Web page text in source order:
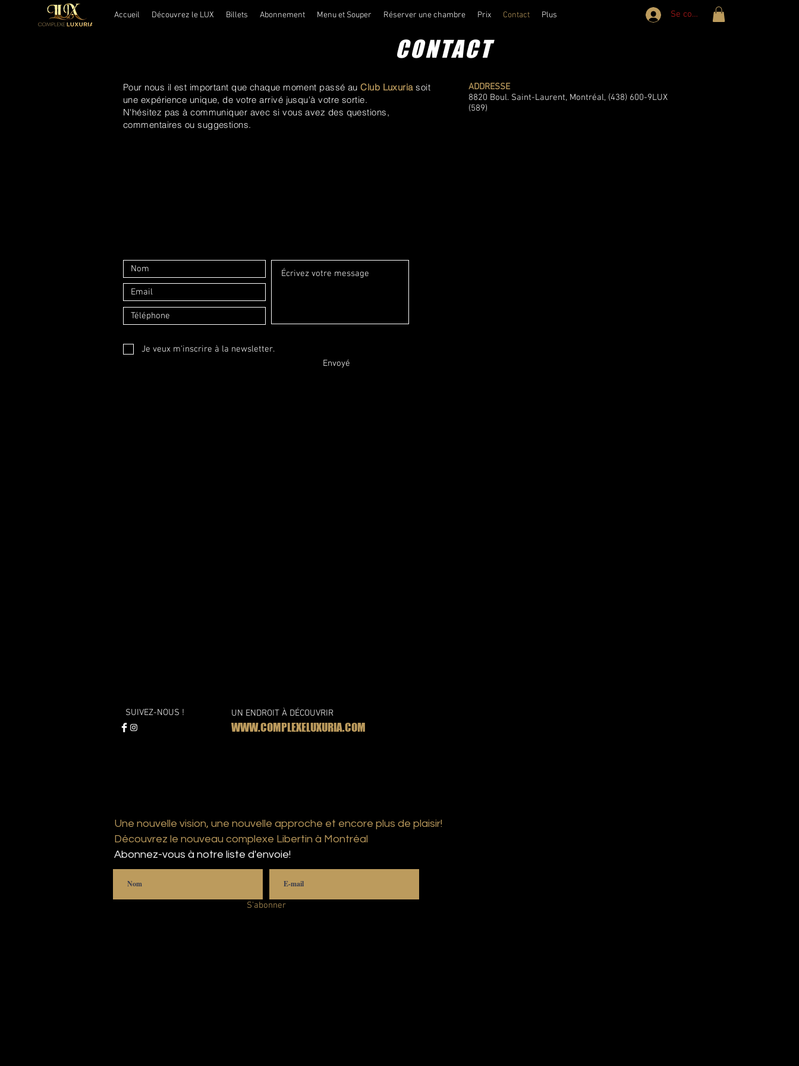
Accueil Découvrez le LUX Billets Abonnement Menu et Souper Réserver une chambre Prix Contact Plus Se connecter
CONTACT
Pour nous il est important que chaque moment passé auClub Luxuriasoit
une expérience unique, de votre arrivé jusqu'à votre sortie.
N'hésitez pas à communiquer avec si vous avez des questions,
commentaires ou suggestions.
ADDRESSE
8820 Boul. Saint-Laurent, Montréal, (438) 600-9LUX
(589)
Je veux m'inscrire à la newsletter.
Envoyé
SUIVEZ-NOUS ! UN ENDROIT À DÉCOUVRIR
WWW.COMPLEXELUXURIA.COM
Une nouvelle vision, une nouvelle approche et encore plus de plaisir!
Découvrez le nouveau complexe Libertin à Montréal
Abonnez-vous à notre liste d'envoie!
S'abonner